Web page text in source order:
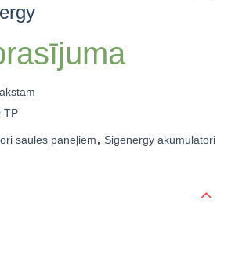
6kW trīsfāžu
10kW trīsfāžu
TP
saules paneļiem, Sigenergy akumulatori